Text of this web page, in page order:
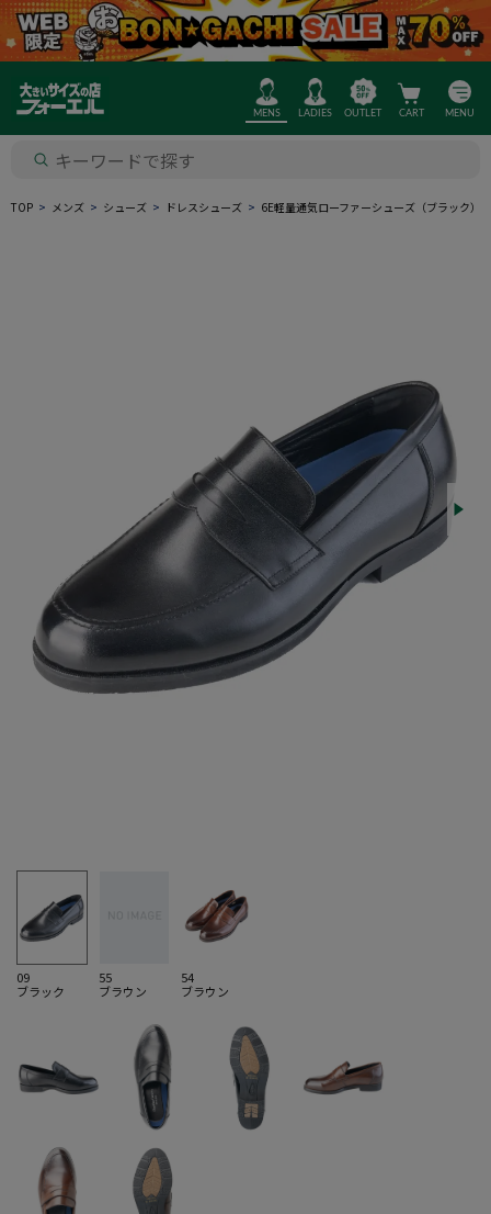
MENS LADIES OUTLET CART MENU
TOP メンズ シューズ ドレスシューズ 6E軽量通気ローファーシューズ（ブラック）
09
ブラック
55
ブラウン
54
ブラウン